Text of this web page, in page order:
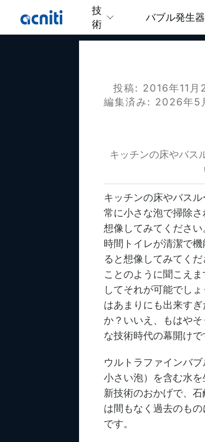
技
術
バブル発生器
投稿: 2016年11月
編集済み: 2026年5
キッチンの床やバス
キッチンの床やバス
常に小さな泡で掃除
想像してみてくださ
時間トイレが清潔で
ると想像してみてく
ことのように聞こえ
してそれが可能でし
はあまりにも出来す
か？いいえ、もはや
な技術時代の幕開けで
ウルトラファインバ
小さい泡）を含む水
新技術のおかげで、
は間もなく過去のも
です。